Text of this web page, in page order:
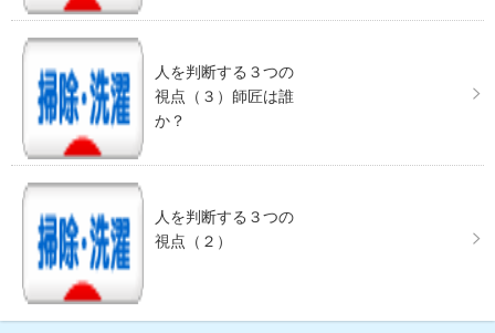
人を判断する３つの
視点（３）師匠は誰
か？
人を判断する３つの
視点（２）